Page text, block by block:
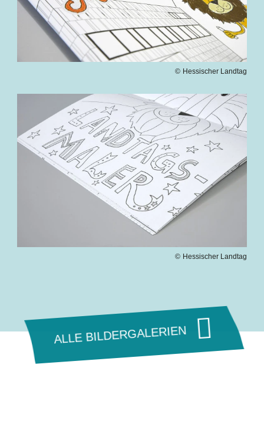
Hessischer Landtag
Hessischer Landtag
ALLE BILDERGALERIEN